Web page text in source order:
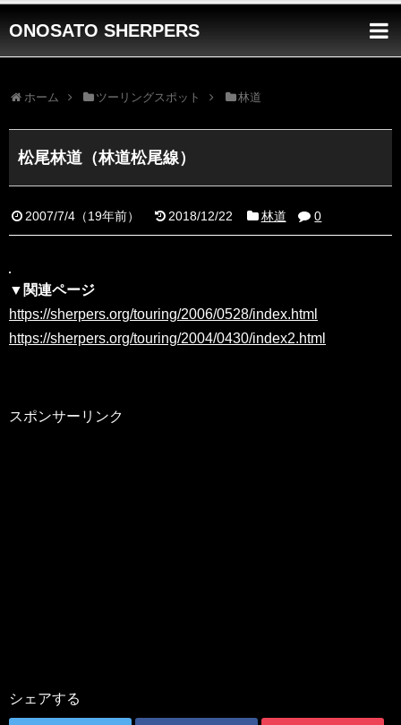
ONOSATO SHERPERS
ホーム ツーリングスポット 林道
松尾林道（林道松尾線）
2007/7/4 （19年前） 2018/12/22 林道 0
▼関連ページ
https://sherpers.org/touring/2006/0528/index.html
https://sherpers.org/touring/2004/0430/index2.html
スポンサーリンク
シェアする